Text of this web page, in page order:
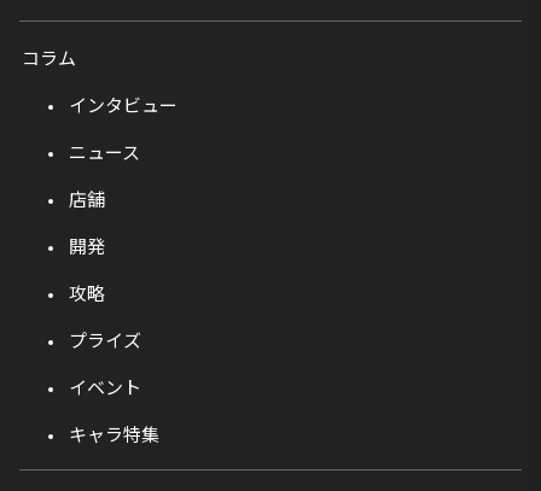
コラム
インタビュー
ニュース
店舗
開発
攻略
プライズ
イベント
キャラ特集